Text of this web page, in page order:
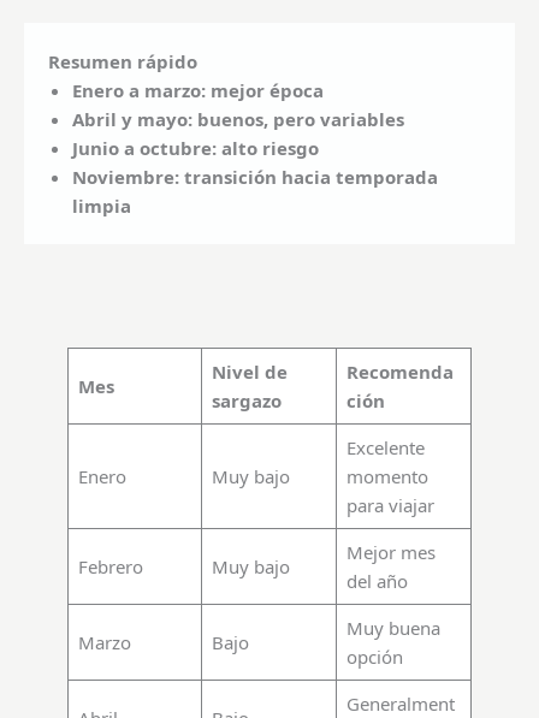
Resumen rápido
Enero a marzo: mejor época
Abril y mayo: buenos, pero variables
Junio a octubre: alto riesgo
Noviembre: transición hacia temporada
limpia
Mes
Nivel de
sargazo
Recomenda
ción
Enero Muy bajo
Excelente
momento
para viajar
Febrero Muy bajo
Mejor mes
del año
Marzo Bajo
Muy buena
opción
Generalment